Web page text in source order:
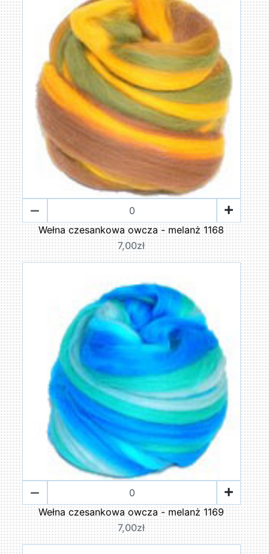
Wełna czesankowa owcza - melanż 1168
7,00zł
Wełna czesankowa owcza - melanż 1169
7,00zł